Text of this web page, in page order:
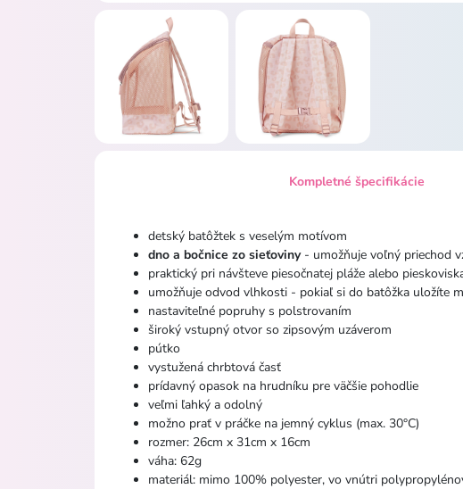
Kompletné špecifikácie
detský batôžtek s veselým motívom
dno a bočnice zo sieťoviny- umožňuje voľný priechod
praktický pri návšteve piesočnatej pláže alebo
umožňuje odvod vlhkosti - pokiaľ si do batôžka uložíte
nastaviteľné popruhy s polstrovaním
široký vstupný otvor so zipsovým uzáverom
pútko
vystužená chrbtová časť
prídavný opasok na hrudníku pre väčšie pohodlie
veľmi ľahký a odolný
možno prať v práčke na jemný cyklus (max. 30°C)
rozmer: 26cm x 31cm x 16cm
váha: 62g
materiál: mimo 100% polyester, vo vnútri